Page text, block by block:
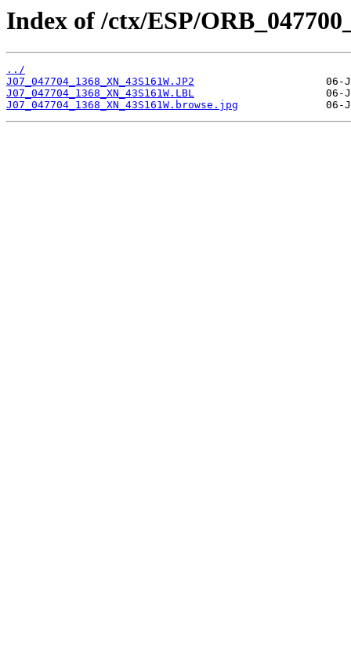
Index of /ctx/ESP/
../
J07_047704_1368_XN_43S161W.JP2
J07_047704_1368_XN_43S161W.LBL
J07_047704_1368_XN_43S161W.browse.jpg